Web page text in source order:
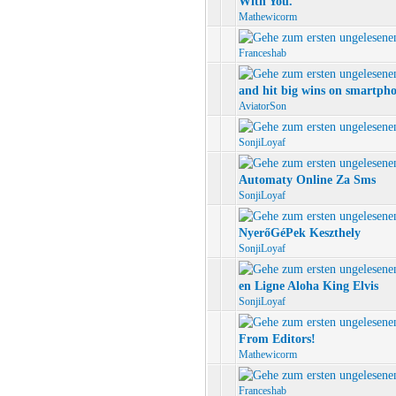
Mathewicorm
Franceshab
and hit big wins on
AviatorSon
SonjiLoyaf
Automaty Online Za Sms
SonjiLoyaf
NyerőGéPek Keszthely
SonjiLoyaf
en Ligne Aloha King Elvis
SonjiLoyaf
From Editors!
Mathewicorm
Franceshab